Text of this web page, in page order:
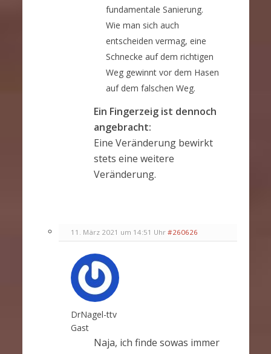
fundamentale Sanierung.
Wie man sich auch
entscheiden vermag, eine
Schnecke auf dem richtigen
Weg gewinnt vor dem Hasen
auf dem falschen Weg.
Ein Fingerzeig ist dennoch
angebracht:
Eine Veränderung bewirkt
stets eine weitere
Veränderung.
11. März 2021 um 14:51 Uhr #260626
DrNagel-ttv
Gast
Naja, ich finde sowas immer